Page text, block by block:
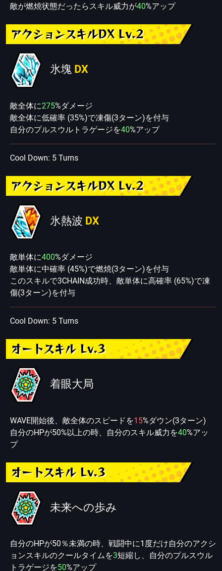
敵が燃焼状態だったらスキル威力が40%アップ
アクションスキルDX Lv.2
氷塊 DX
敵全体に275%ダメージ
敵全体に低確率 (35%)で凍傷(3ターン)を付与
自分のプルスウルトラゲージを40%アップ
Cool Down: 5 Turns
アクションスキルDX Lv.2
氷熱波 DX
敵単体に400%ダメージ
敵単体に中確率 (45%)で燃焼(3ターン)を付与
このスキルで3CHAIN成功時、敵単体に高確率 (65%)で凍
傷(3ターン)を付与
Cool Down: 5 Turns
オートスキル Lv.3
着眼大局
WAVE開始後、敵全体のスピードを15%ダウン(3ターン)
自分のHPが50%以上の時、自分のスキル威力を40%アッ
プ
オートスキル Lv.3
未来への歩み
自分のHPが50％未満の時、戦闘中に1度だけ自分のアクシ
ョンスキルのクールタイムを3短縮し、自分のプルスウル
トラゲージを50%アップ